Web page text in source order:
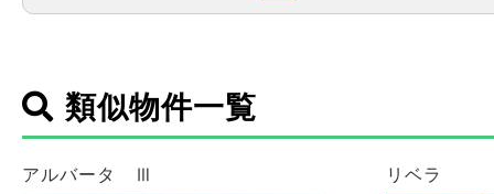
類似物件一覧
アルバータ Ⅲ リベラ